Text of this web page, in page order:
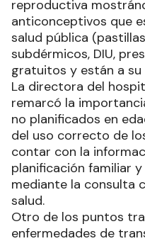
reproductiva
anticonceptivos que
salud pública
subdérmicos, DIU,
gratuitos y están a su
La directora del
remarcó la
no planificados en
del uso correcto de
contar con la
planificación familiar
mediante la consulta
salud.
Otro de los puntos
enfermedades de